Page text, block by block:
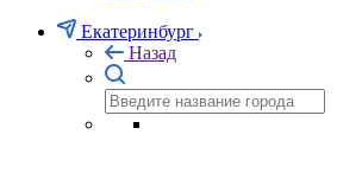
Екатеринбург
Назад